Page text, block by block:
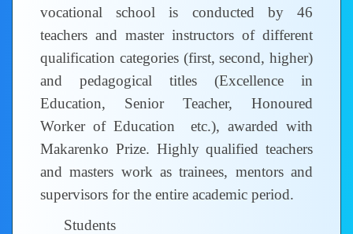
vocational school is conducted by 46
teachers and master instructors of different
qualification categories (first, second, higher)
and pedagogical titles (Excellence in
Education, Senior Teacher, Honoured
Worker of Education etc.), awarded with
Makarenko Prize. Highly qualified teachers
and masters work as trainees, mentors and
supervisors for the entire academic period.
Students